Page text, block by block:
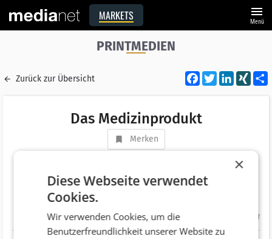
MARKETS menu
Menü
PRINTMEDIEN
Zurück zur Übersicht Facebook
Twitter XING
Das Medizinprodukt
Merken
AT 1070 Wien
Telefonnummer +43 (1) 4073111
Website http://www.medmedia.at/medien/
×
Diese Webseite verwendet
Cookies.
Wir verwenden Cookies, um die
Benutzerfreundlichkeit unserer Website zu